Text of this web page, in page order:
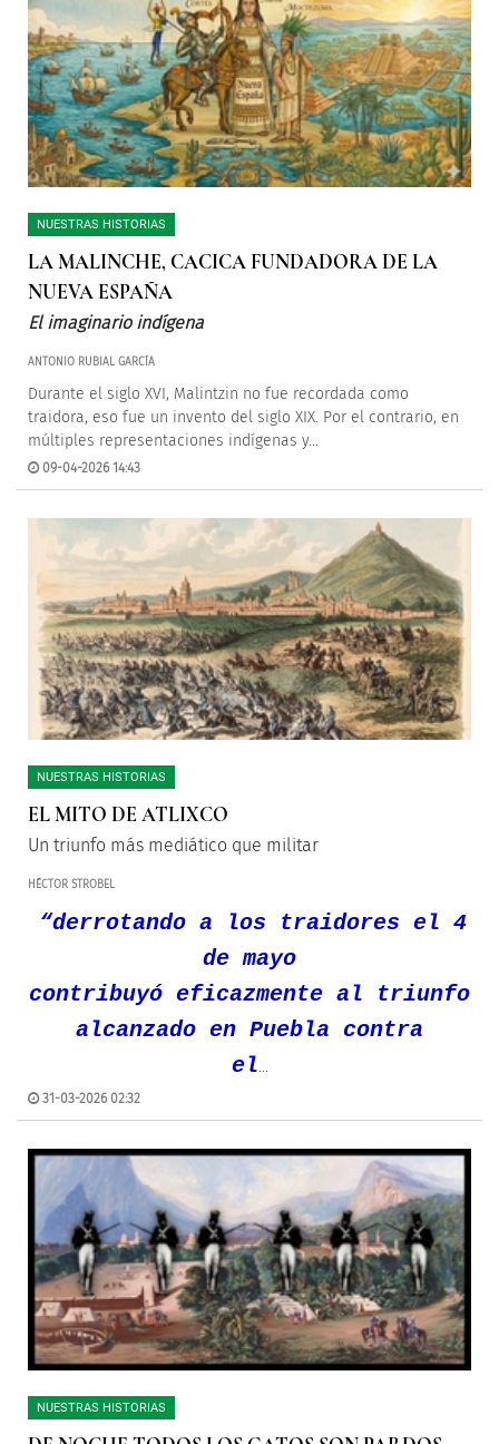
NUESTRAS HISTORIAS
LA MALINCHE, CACICA FUNDADORA DE LA
NUEVA ESPAÑA
El imaginario indígena
ANTONIO RUBIAL GARCÍA
Durante el siglo XVI, Malintzin no fue recordada como
traidora, eso fue un invento del siglo XIX. Por el contrario, en
múltiples representaciones indígenas y...
09-04-2026 14:43
NUESTRAS HISTORIAS
EL MITO DE ATLIXCO
Un triunfo más mediático que militar
HÉCTOR STROBEL
“derrotando a los traidores el 4
de mayo
contribuyó eficazmente al triunfo
alcanzado en Puebla contra
el...
31-03-2026 02:32
NUESTRAS HISTORIAS